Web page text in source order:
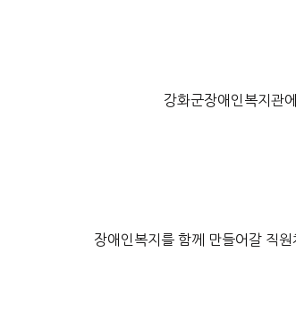
강화군장애인복지관
장애인복지를 함께 만들어갈 직